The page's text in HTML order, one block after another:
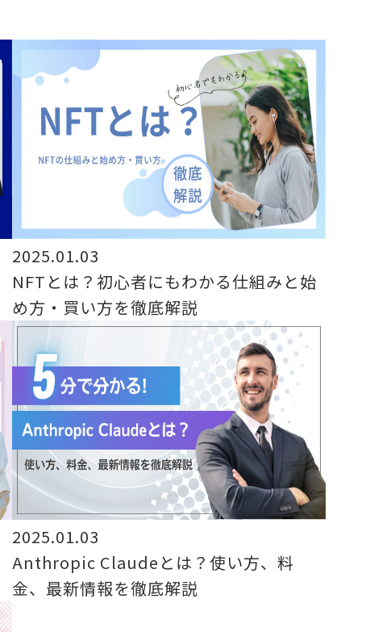
2025.01.03
NFTとは？初心者にもわかる仕組みと始
め方・買い方を徹底解説
2025.01.03
Anthropic Claudeとは？使い方、料
金、最新情報を徹底解説